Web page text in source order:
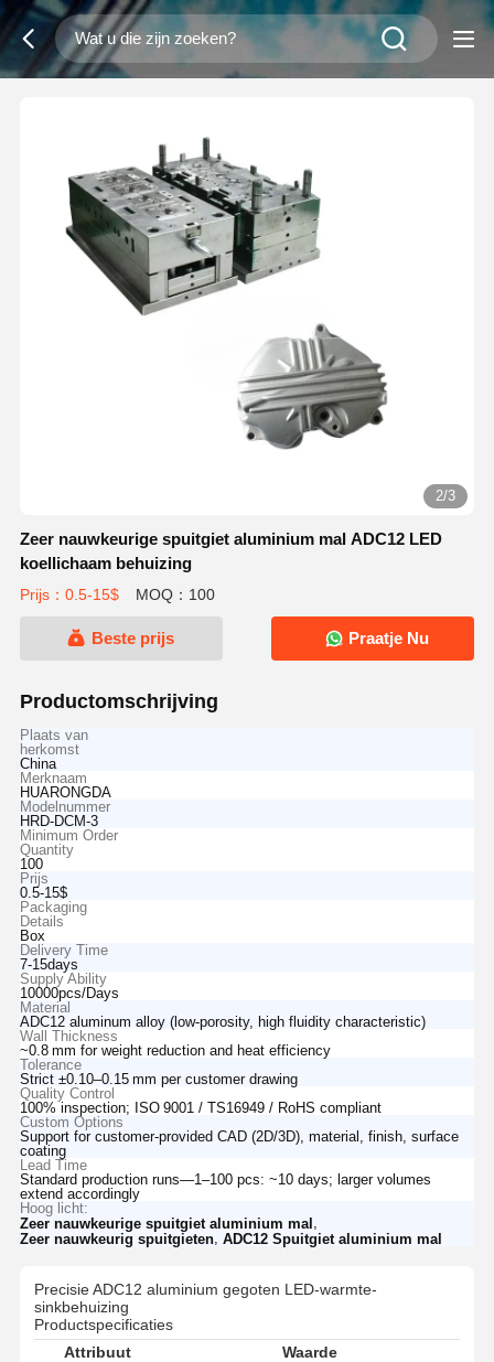
2/3
Zeer nauwkeurige spuitgiet aluminium mal ADC12 LED
koellichaam behuizing
Prijs：0.5-15$ MOQ：100
Beste prijs Praatje Nu
Productomschrijving
Plaats van
herkomst
China
Merknaam
HUARONGDA
Modelnummer
HRD-DCM-3
Minimum Order
Quantity
100
Prijs
0.5-15$
Packaging
Details
Box
Delivery Time
7-15days
Supply Ability
10000pcs/Days
Material
ADC12 aluminum alloy (low-porosity, high fluidity characteristic)
Wall Thickness
~0.8 mm for weight reduction and heat efficiency
Tolerance
Strict ±0.10–0.15 mm per customer drawing
Quality Control
100% inspection; ISO 9001 / TS16949 / RoHS compliant
Custom Options
Support for customer‑provided CAD (2D/3D), material, finish, surface
coating
Lead Time
Standard production runs—1–100 pcs: ~10 days; larger volumes
extend accordingly
Hoog licht:
Zeer nauwkeurige spuitgiet aluminium mal
Zeer nauwkeurig spuitgieten, ADC12 Spuitgiet aluminium mal
Precisie ADC12 aluminium gegoten LED-warmte-
sinkbehuizing
Productspecificaties
Attribuut
Waarde